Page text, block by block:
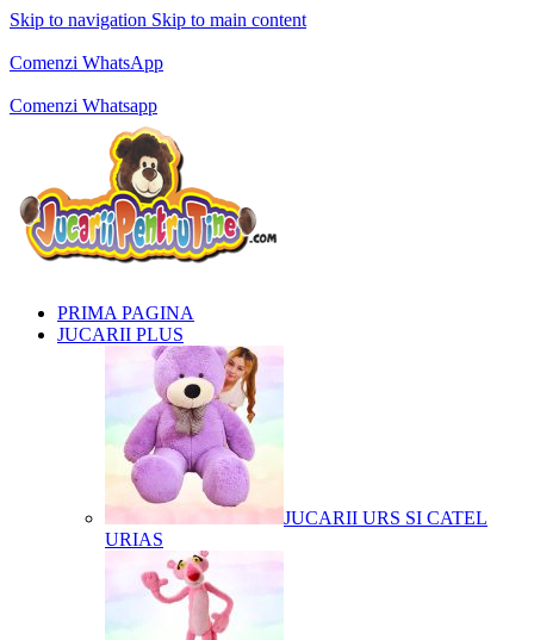
Skip to navigation Skip to main content
Comenzi WhatsApp
Comenzi Whatsapp
PRIMA PAGINA
JUCARII PLUS
JUCARII URS SI CATEL
URIAS